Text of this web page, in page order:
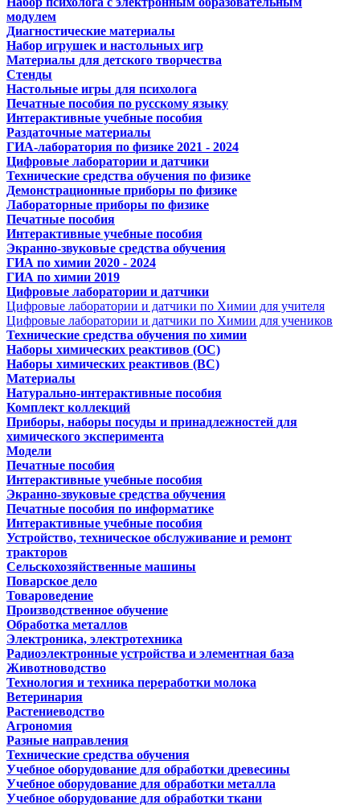
модулем
Диагностические материалы
Набор игрушек и настольных игр
Материалы для детского творчества
Стенды
Настольные игры для психолога
Печатные пособия по русскому языку
Интерактивные учебные пособия
Раздаточные материалы
ГИА-лаборатория по физике 2021 - 2024
Цифровые лаборатории и датчики
Технические средства обучения по физике
Демонстрационные приборы по физике
Лабораторные приборы по физике
Печатные пособия
Интерактивные учебные пособия
Экранно-звуковые средства обучения
ГИА по химии 2020 - 2024
ГИА по химии 2019
Цифровые лаборатории и датчики
Цифровые лаборатории и датчики по Химии для учителя
Цифровые лаборатории и датчики по Химии для учеников
Технические средства обучения по химии
Наборы химических реактивов (ОС)
Наборы химических реактивов (ВС)
Материалы
Натурально-интерактивные пособия
Комплект коллекций
Приборы, наборы посуды и принадлежностей для
химического эксперимента
Модели
Печатные пособия
Интерактивные учебные пособия
Экранно-звуковые средства обучения
Печатные пособия по информатике
Интерактивные учебные пособия
Устройство, техническое обслуживание и ремонт
тракторов
Сельскохозяйственные машины
Поварское дело
Товароведение
Производственное обучение
Обработка металлов
Электроника, электротехника
Радиоэлектронные устройства и элементная база
Животноводство
Технология и техника переработки молока
Ветеринария
Растениеводство
Агрономия
Разные направления
Технические средства обучения
Учебное оборудование для обработки древесины
Учебное оборудование для обработки металла
Учебное оборудование для обработки ткани